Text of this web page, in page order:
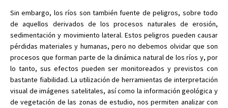
Sin embargo, los ríos son también fuente de peligros, sobre todo
de aquellos derivados de los procesos naturales de erosión,
sedimentación y movimiento lateral. Estos peligros pueden causar
pérdidas materiales y humanas, pero no debemos olvidar que son
procesos que forman parte de la dinámica natural de los ríos y, por
lo tanto, sus efectos pueden ser monitoreados y previstos con
bastante fiabilidad. La utilización de herramientas de interpretación
visual de imágenes satelitales, así como la información geológica y
de vegetación de las zonas de estudio, nos permiten analizar con